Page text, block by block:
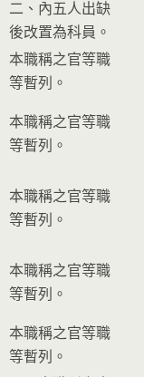
二、內五人出缺
後改置為科員。
本職稱之官等職
等暫列。
本職稱之官等職
等暫列。
本職稱之官等職
等暫列。
本職稱之官等職
等暫列。
本職稱之官等職
等暫列。